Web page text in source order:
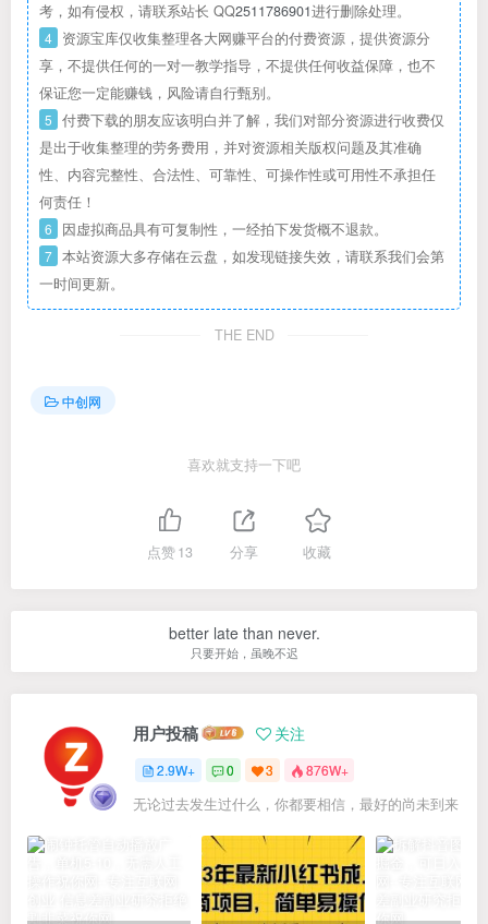
考，如有侵权，请联系站长 QQ2511786901进行删除处理。
4 资源宝库仅收集整理各大网赚平台的付费资源，提供资源分
享，不提供任何的一对一教学指导，不提供任何收益保障，也不
保证您一定能赚钱，风险请自行甄别。
5 付费下载的朋友应该明白并了解，我们对部分资源进行收费仅
是出于收集整理的劳务费用，并对资源相关版权问题及其准确
性、内容完整性、合法性、可靠性、可操作性或可用性不承担任
何责任！
6 因虚拟商品具有可复制性，一经拍下发货概不退款。
7 本站资源大多存储在云盘，如发现链接失效，请联系我们会第
一时间更新。
THE END
中创网
喜欢就支持一下吧
点赞13 分享 收藏
better late than never.
只要开始，虽晚不迟
用户投稿 关注
2.9W+ 0 3 876W+
无论过去发生过什么，你都要相信，最好的尚未到来